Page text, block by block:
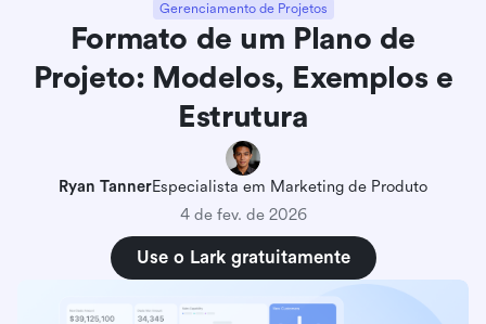
Gerenciamento de Projetos
Formato de um Plano de
Projeto: Modelos, Exemplos e
Estrutura
Ryan TannerEspecialista em Marketing de Produto
4 de fev. de 2026
Use o Lark gratuitamente